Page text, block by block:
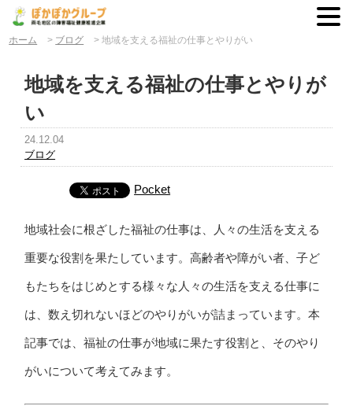
ホーム > ブログ >地域を支える福祉の仕事とやりがい
地域を支える福祉の仕事とやりが
い
24.12.04
ブログ
Pocket
地域社会に根ざした福祉の仕事は、人々の生活を支える
重要な役割を果たしています。高齢者や障がい者、子ど
もたちをはじめとする様々な人々の生活を支える仕事に
は、数え切れないほどのやりがいが詰まっています。本
記事では、福祉の仕事が地域に果たす役割と、そのやり
がいについて考えてみます。